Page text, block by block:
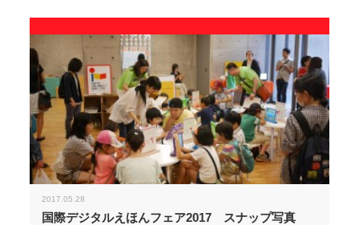
2017.05.28
国際デジタルえほんフェア2017 スナップ写真